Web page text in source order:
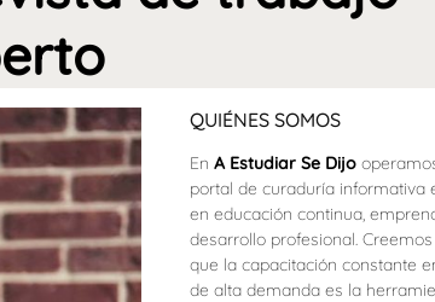
QUIÉNES SOMOS
EnA Estudiar Se Dijo
portal de curaduría informativa
en educación continua,
desarrollo profesional.
que la capacitación constante
de alta demanda es la